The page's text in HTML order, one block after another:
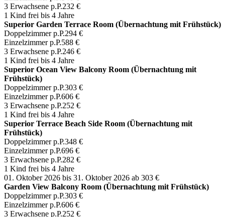
3 Erwachsene p.P.232 €
1 Kind frei bis 4 Jahre
Superior Garden Terrace Room (Übernachtung mit Frühstück)
Doppelzimmer p.P.294 €
Einzelzimmer p.P.588 €
3 Erwachsene p.P.246 €
1 Kind frei bis 4 Jahre
Superior Ocean View Balcony Room (Übernachtung mit
Frühstück)
Doppelzimmer p.P.303 €
Einzelzimmer p.P.606 €
3 Erwachsene p.P.252 €
1 Kind frei bis 4 Jahre
Superior Terrace Beach Side Room (Übernachtung mit
Frühstück)
Doppelzimmer p.P.348 €
Einzelzimmer p.P.696 €
3 Erwachsene p.P.282 €
1 Kind frei bis 4 Jahre
01. Oktober 2026 bis 31. Oktober 2026 ab 303 €
Garden View Balcony Room (Übernachtung mit Frühstück)
Doppelzimmer p.P.303 €
Einzelzimmer p.P.606 €
3 Erwachsene p.P.252 €